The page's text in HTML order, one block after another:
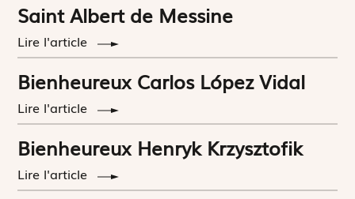
Saint Albert de Messine
Lire l'article
Bienheureux Carlos López Vidal
Lire l'article
Bienheureux Henryk Krzysztofik
Lire l'article